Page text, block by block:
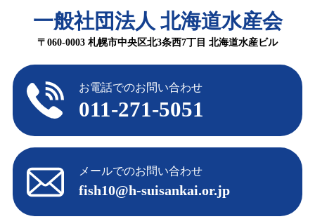
一般社団法人 北海道水産会
〒060-0003 札幌市中央区北3条西7丁目 北海道水産ビル
お電話でのお問い合わせ
011-271-5051
メールでのお問い合わせ
fish10@h-suisankai.or.jp